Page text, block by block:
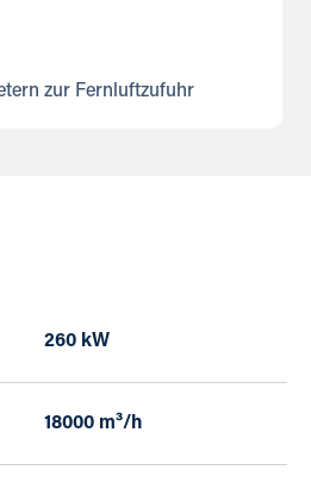
zur Fernluftzufuhr
260 kW
18000 m³/h